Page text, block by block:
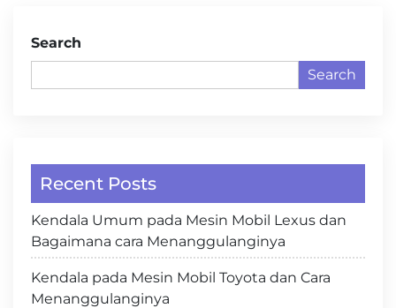
Search
Search
Recent Posts
Kendala Umum pada Mesin Mobil Lexus dan
Bagaimana cara Menanggulanginya
Kendala pada Mesin Mobil Toyota dan Cara
Menanggulanginya